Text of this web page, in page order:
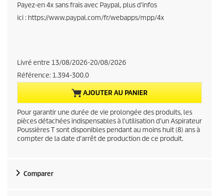
t
r
o
d
u
c
p
Payez-en 4x sans frais avec Paypal, plus d’infos
ici : https://www.paypal.com/fr/webapps/mpp/4x
Livré entre 13/08/2026-20/08/2026
Référence: 1.394-300.0
AJOUTER AU PANIER
Pour garantir une durée de vie prolongée des produits, les
pièces détachées indispensables à l’utilisation d’un Aspirateur
Poussières T sont disponibles pendant au moins huit (8) ans à
compter de la date d'arrêt de production de ce produit.
Comparer